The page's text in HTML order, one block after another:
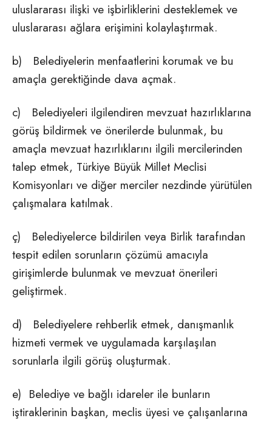
uluslararası ilişki ve işbirliklerini desteklemek ve
uluslararası ağlara erişimini kolaylaştırmak.
b) Belediyelerin menfaatlerini korumak ve bu
amaçla gerektiğinde dava açmak.
c) Belediyeleri ilgilendiren mevzuat hazırlıklarına
görüş bildirmek ve önerilerde bulunmak, bu
amaçla mevzuat hazırlıklarını ilgili mercilerinden
talep etmek, Türkiye Büyük Millet Meclisi
Komisyonları ve diğer merciler nezdinde yürütülen
çalışmalara katılmak.
ç) Belediyelerce bildirilen veya Birlik tarafından
tespit edilen sorunların çözümü amacıyla
girişimlerde bulunmak ve mevzuat önerileri
geliştirmek.
d) Belediyelere rehberlik etmek, danışmanlık
hizmeti vermek ve uygulamada karşılaşılan
sorunlarla ilgili görüş oluşturmak.
e) Belediye ve bağlı idareler ile bunların
iştiraklerinin başkan, meclis üyesi ve çalışanlarına